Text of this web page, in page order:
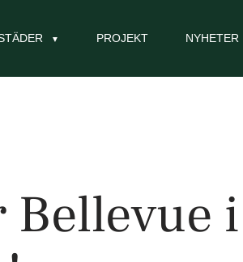
PROJEKT NYHETER
Bellevue i